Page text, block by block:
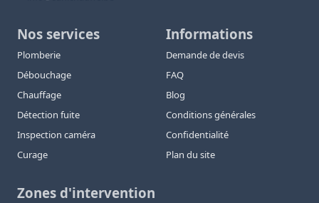
Nos services
Plomberie
Débouchage
Chauffage
Détection fuite
Inspection caméra
Curage
Informations
Demande de devis
FAQ
Blog
Conditions générales
Confidentialité
Plan du site
Zones d'intervention